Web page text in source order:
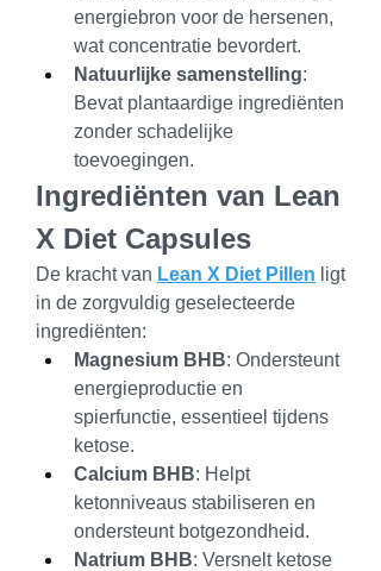
energiebron voor de hersenen,
wat concentratie bevordert.
Natuurlijke samenstelling:
Bevat plantaardige ingrediënten
zonder schadelijke
toevoegingen.
Ingrediënten van Lean
X Diet Capsules
De kracht van Lean X Diet Pillen ligt
in de zorgvuldig geselecteerde
ingrediënten:
Magnesium BHB: Ondersteunt
energieproductie en
spierfunctie, essentieel tijdens
ketose.
Calcium BHB: Helpt
ketonniveaus stabiliseren en
ondersteunt botgezondheid.
Natrium BHB: Versnelt ketose